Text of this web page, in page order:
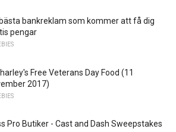
bankreklam som kommer att få dig
pengar
Free Veterans Day Food (11
2017)
Pro Butiker - Cast and Dash Sweepstakes